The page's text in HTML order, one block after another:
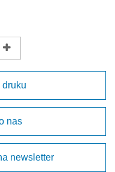
druku
nas
newsletter